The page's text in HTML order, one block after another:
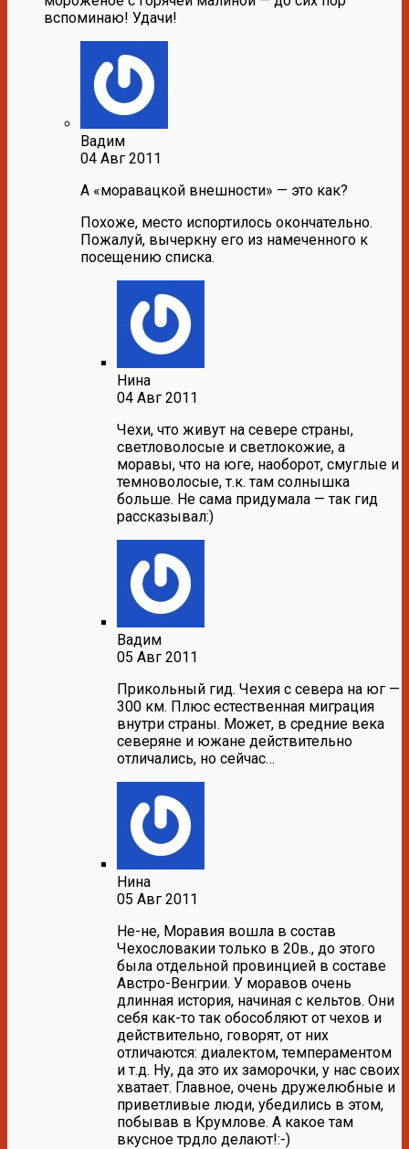
вспоминаю! Удачи!
Вадим
04 Авг 2011
А «моравацкой внешности» — это как?
Похоже, место испортилось окончательно.
Пожалуй, вычеркну его из намеченного к
посещению списка.
Нина
04 Авг 2011
Чехи, что живут на севере страны,
светловолосые и светлокожие, а
моравы, что на юге, наоборот, смуглые и
темноволосые, т.к. там солнышка
больше. Не сама придумала — так гид
рассказывал:)
Вадим
05 Авг 2011
Прикольный гид. Чехия с севера на юг —
300 км. Плюс естественная миграция
внутри страны. Может, в средние века
северяне и южане действительно
отличались, но сейчас…
Нина
05 Авг 2011
Не-не, Моравия вошла в состав
Чехословакии только в 20в., до этого
была отдельной провинцией в составе
Австро-Венгрии. У моравов очень
длинная история, начиная с кельтов. Они
себя как-то так обособляют от чехов и
действительно, говорят, от них
отличаются: диалектом, темпераментом
и т.д. Ну, да это их заморочки, у нас своих
хватает. Главное, очень дружелюбные и
приветливые люди, убедились в этом,
побывав в Крумлове. А какое там
вкусное трдло делают!:-)